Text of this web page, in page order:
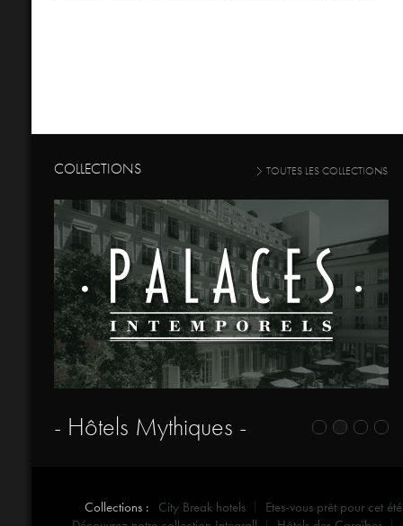
COLLECTIONS TOUTES LES COLLECTIONS
- Hôtels Mythiques -
Collections : City Break hotels
Etes-vous prêt pour cet été